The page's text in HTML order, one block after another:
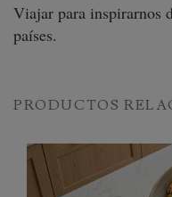
Viajar para inspirarnos
países.
PRODUCTOS